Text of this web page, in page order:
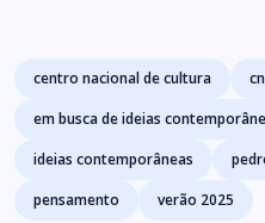
Tags
centro nacional de cultura
em busca de ideias
ideias contemporâneas
pensamento
verão 2025